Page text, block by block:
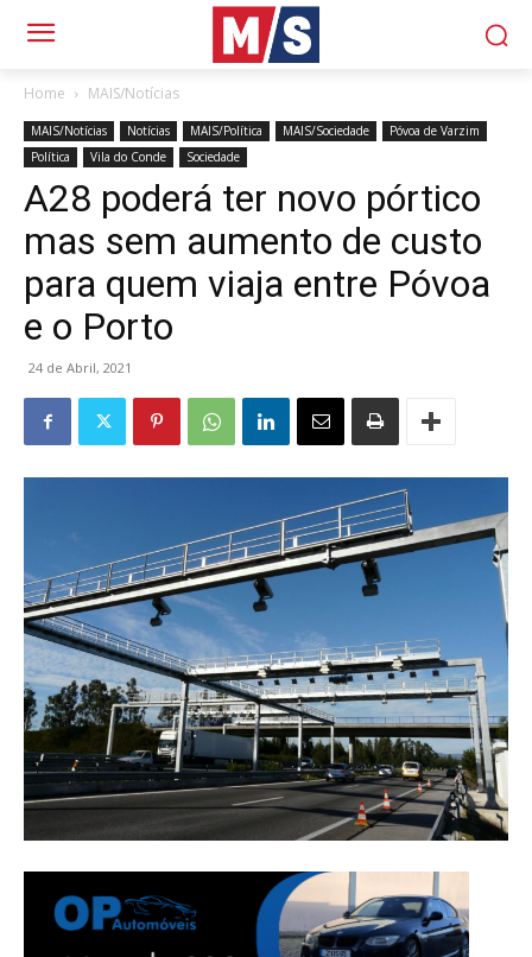
Home MAIS/Notícias
MAIS/Notícias Notícias MAIS/Política MAIS/Sociedade
Póvoa de Varzim
Política
Vila do Conde Sociedade
A28 poderá ter novo pórtico
mas sem aumento de custo
para quem viaja entre Póvoa
e o Porto
24 de Abril, 2021